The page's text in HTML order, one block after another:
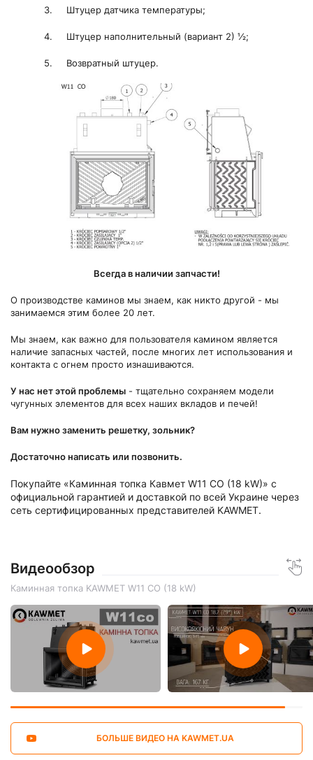
3. Штуцер датчика температуры;
4. Штуцер наполнительный (вариант 2) ½;
5. Возвратный штуцер.
Всегда в наличии запчасти!
О производстве каминов мы знаем, как никто другой - мы
занимаемся этим более 20 лет.
Мы знаем, как важно для пользователя камином является
наличие запасных частей, после многих лет использования и
контакта с огнем просто изнашиваются.
У нас нет этой проблемы - тщательно сохраняем модели
чугунных элементов для всех наших вкладов и печей!
Вам нужно заменить решетку, зольник?
Достаточно написать или позвонить.
Покупайте «Каминная топка Кавмет W11 CO (18 kW)» с
официальной гарантией и доставкой по всей Украине через
сеть сертифицированных представителей KAWMET.
Видеообзор
Каминная топка KAWMET W11 CO (18 kW)
БОЛЬШЕ ВИДЕО НА KAWMET.UA